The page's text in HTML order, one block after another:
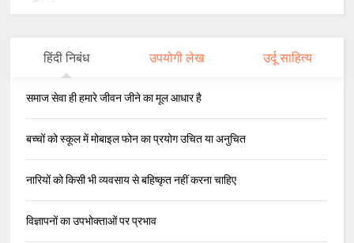
हिंदी निबंध उपयोगी लेख उर्दू साहित्य
समाज सेवा ही हमारे जीवन जीने का मूल आधार है
बच्चों को स्कूल में मोबाइल फोन का प्रयोग उचित या अनुचित
नारियों को किसी भी व्यवसाय से बहिष्कृत नहीं करना चाहिए
विज्ञापनों का उपभोक्ताओं पर प्रभाव